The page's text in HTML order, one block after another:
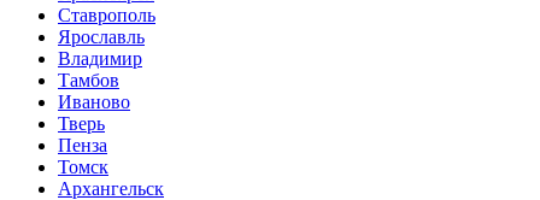
Ставрополь
Ярославль
Владимир
Тамбов
Иваново
Тверь
Пенза
Томск
Архангельск